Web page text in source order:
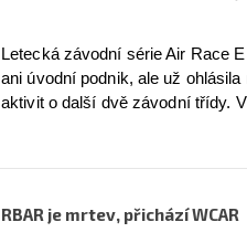
Letecká závodní série Air Race
ani úvodní podnik, ale už
aktivit o další dvě závodní třídy.
bude vyhrazena elektrickým
RBAR je mrtev, přichází WCAR